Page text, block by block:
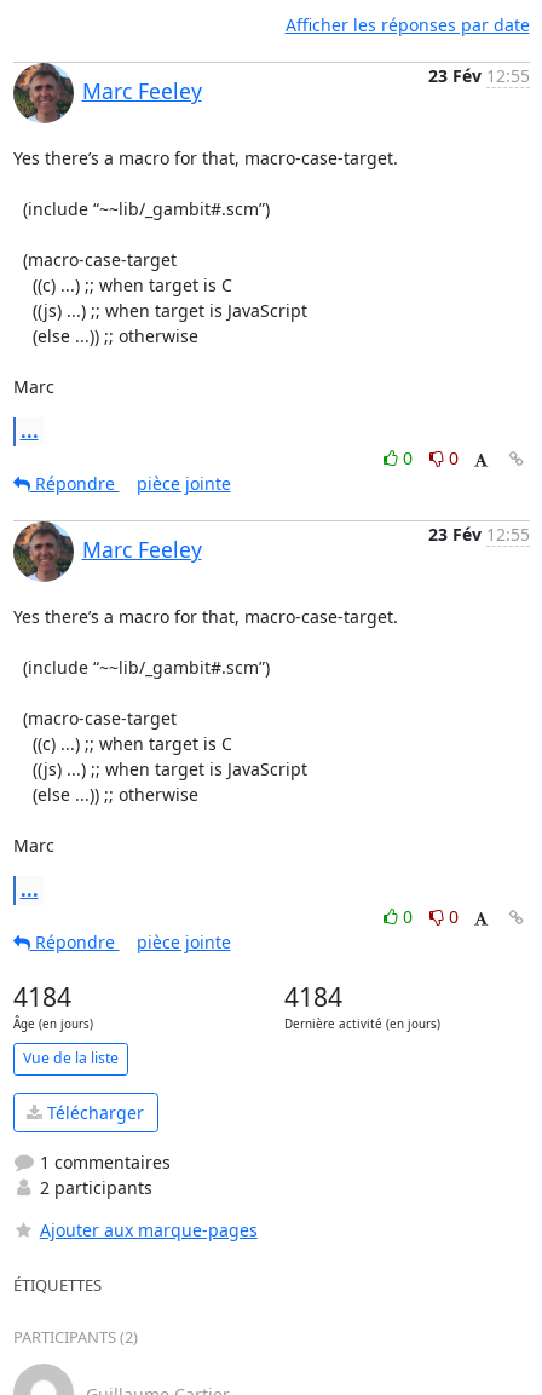
Afficher les réponses par date
Marc Feeley
23 Fév 12:55
Yes there’s a macro for that, macro-case-target.
Marc
...
0
0
Répondre
pièce jointe
Marc Feeley
23 Fév 12:55
Yes there’s a macro for that, macro-case-target.
Marc
...
0
0
Répondre
pièce jointe
4184
Âge (en jours)
4184
Dernière activité (en jours)
Vue de la liste
Télécharger
1 commentaires
2 participants
Ajouter aux marque-pages
ÉTIQUETTES
PARTICIPANTS (2)